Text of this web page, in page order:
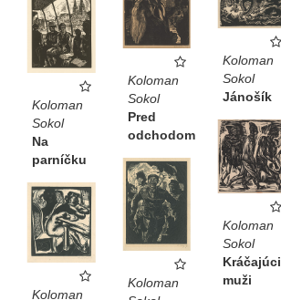
Koloman
Sokol
Jánošík
Koloman
Sokol
Pred
odchodom
Koloman
Sokol
Na
parníčku
Koloman
Sokol
Kráčajúci
muži
Koloman
Koloman